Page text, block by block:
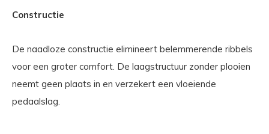
Constructie
De naadloze constructie elimineert belemmerende ribbels
voor een groter comfort. De laagstructuur zonder plooien
neemt geen plaats in en verzekert een vloeiende
pedaalslag.